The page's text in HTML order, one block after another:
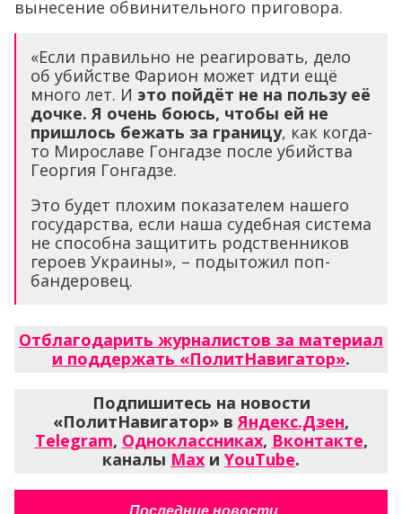
вынесение обвинительного приговора.
«Если правильно не реагировать, дело
об убийстве Фарион может идти ещё
много лет. И это пойдёт не на пользу её
дочке. Я очень боюсь, чтобы ей не
пришлось бежать за границу, как когда-
то Мирославе Гонгадзе после убийства
Георгия Гонгадзе.
Это будет плохим показателем нашего
государства, если наша судебная система
не способна защитить родственников
героев Украины», – подытожил поп-
бандеровец.
Отблагодарить журналистов за материал
и поддержать «ПолитНавигатор».
Подпишитесь на новости
«ПолитНавигатор» вЯндекс.Дзен,
Telegram, Одноклассниках, Вконтакте,
каналы Max и YouTube.
Последние новости